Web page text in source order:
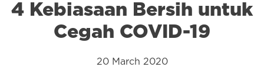
4 Kebiasaan Bersih untuk
Cegah COVID-19
20 March 2020